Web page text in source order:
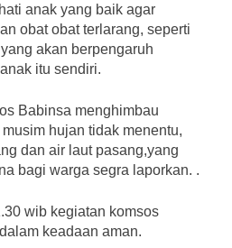
anak yang baik agar
obat obat terlarang, seperti
akan berpengaruh
itu sendiri.
Babinsa menghimbau
hujan tidak menentu,
dan air laut pasang,yang
bagi warga segra laporkan. .
wib kegiatan komsos
keadaan aman.